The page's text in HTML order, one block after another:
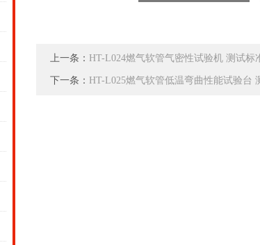
上一条： HT-L024燃气软管气密性试验机 测试标
下一条： HT-L025燃气软管低温弯曲性能试验台